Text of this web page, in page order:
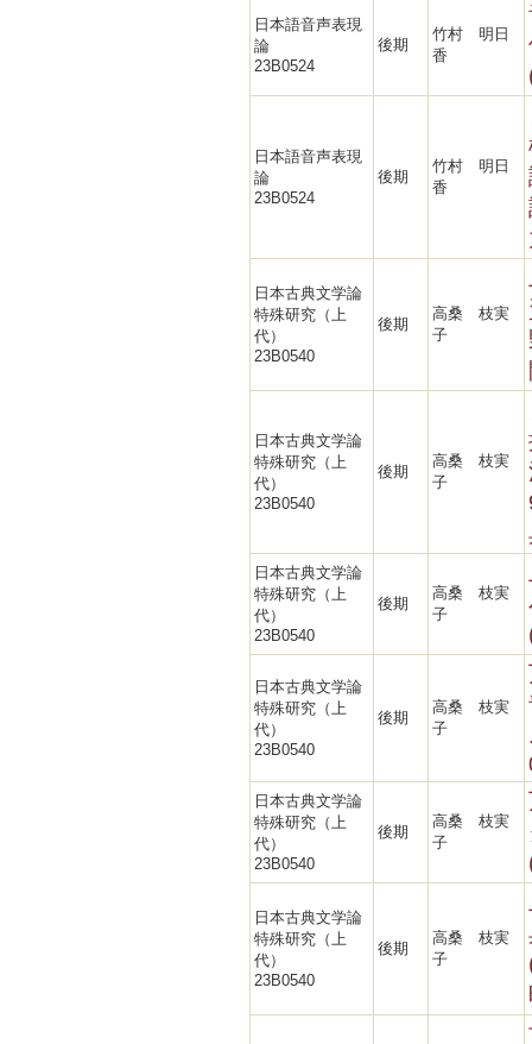
日本語音声表現
論
23B0524
後期
竹村 明日
香
日本語音声表現
論
23B0524
後期
竹村 明日
香
日本古典文学論
特殊研究（上
代）
23B0540
後期
高桑 枝実
子
日本古典文学論
特殊研究（上
代）
23B0540
後期
高桑 枝実
子
日本古典文学論
特殊研究（上
代）
23B0540
後期
高桑 枝実
子
日本古典文学論
特殊研究（上
代）
23B0540
後期
高桑 枝実
子
日本古典文学論
特殊研究（上
代）
23B0540
後期
高桑 枝実
子
日本古典文学論
特殊研究（上
代）
23B0540
後期
高桑 枝実
子